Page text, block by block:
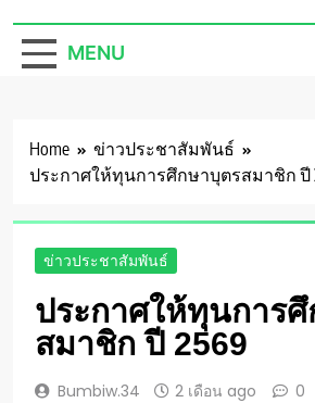
ท
ศึ
MENU
Home
ข่าวประชาสัมพันธ์
ประกาศให้ทุนการศึกษาบุตรสมาชิก ปี
ข่าวประชาสัมพันธ์
ประกาศให้ทุนการ
สมาชิก ปี 2569
Bumbiw.34 2 เดือน ago 0